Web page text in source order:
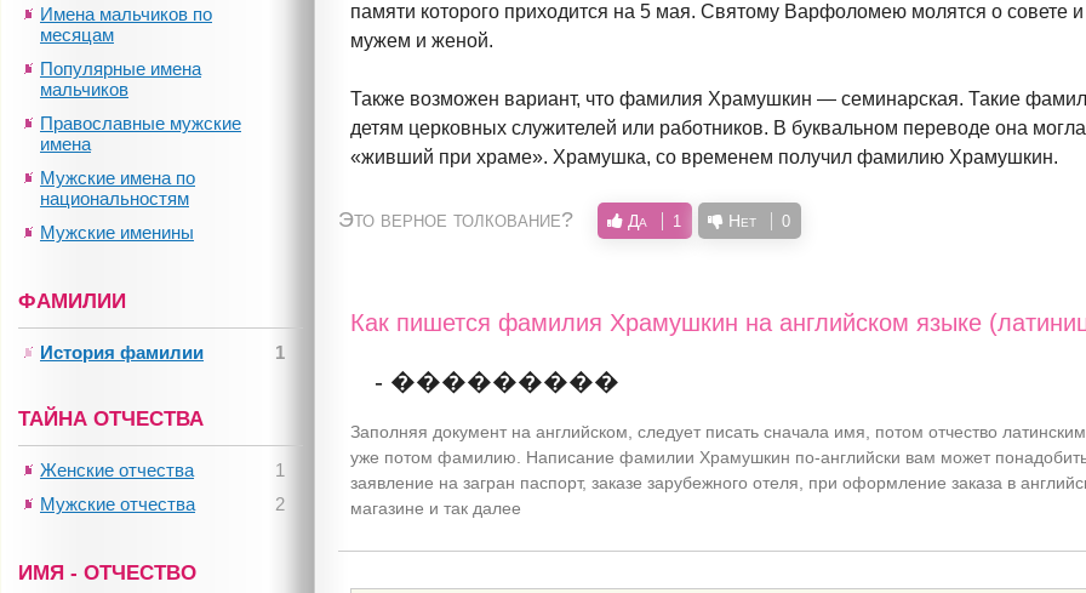
памяти которого приходится на 5 мая. Святому Варфоломею молятся о совете
мужем и женой.
Также возможен вариант, что фамилия Храмушкин — семинарская. Такие
детям церковных служителей или работников. В буквальном переводе она могла
«живший при храме». Храмушка, со временем получил фамилию Храмушкин.
Это верное толкование? Да 1 Нет 0
Как пишется фамилия Храмушкин на английском языке
- ���������
Заполняя документ на английском, следует писать сначала имя, потом отчество
уже потом фамилию. Написание фамилии Храмушкин по-английски вам может
заявление на загран паспорт, заказе зарубежного отеля, при оформление заказа в
магазине и так далее
Имена мальчиков по
месяцам
Популярные имена
мальчиков
Православные мужские
имена
Мужские имена по
национальностям
Мужские именины
ФАМИЛИИ
1
История фамилии
ТАЙНА ОТЧЕСТВА
1
Женские отчества
2
Мужские отчества
ИМЯ - ОТЧЕСТВО